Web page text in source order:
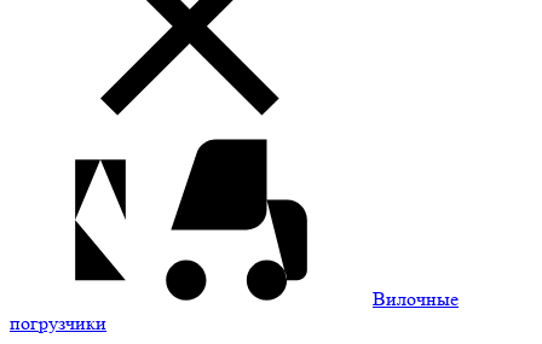
Вилочные
погрузчики